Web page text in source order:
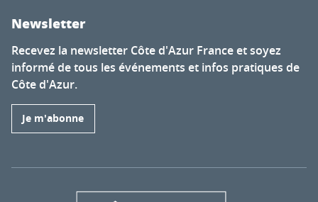
Newsletter
Recevez la newsletter Côte d'Azur France et soyez
informé de tous les événements et infos pratiques de
Côte d'Azur.
Je m'abonne